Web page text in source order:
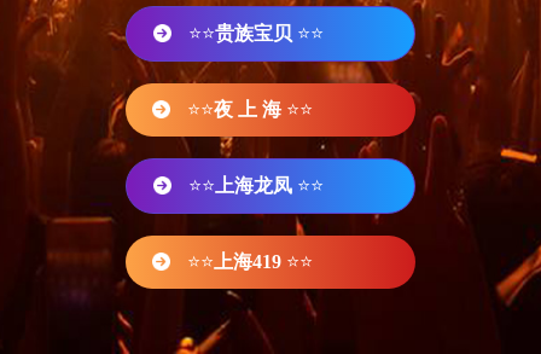
⭐⭐贵族宝贝 ⭐⭐
⭐⭐夜 上 海 ⭐⭐
⭐⭐ 上海龙凤 ⭐⭐
⭐⭐ 上海419 ⭐⭐